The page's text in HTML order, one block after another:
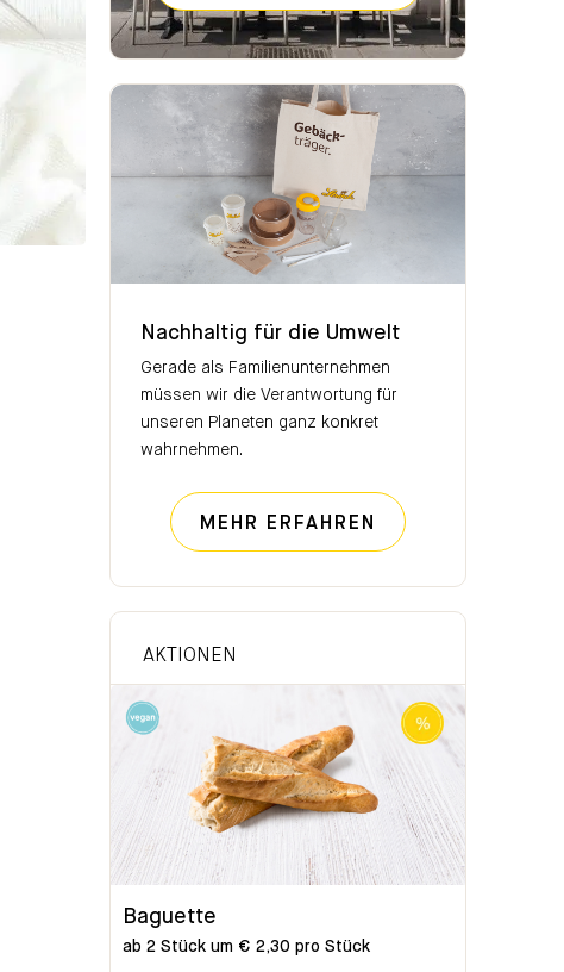
Nachhaltig für die Umwelt
Gerade als Familienunternehmen
müssen wir die Verantwortung für
unseren Planeten ganz konkret
wahrnehmen.
MEHR ERFAHREN NACHHALTIG
AKTIONEN
Baguette
ab 2 Stück um € 2,30 pro Stück